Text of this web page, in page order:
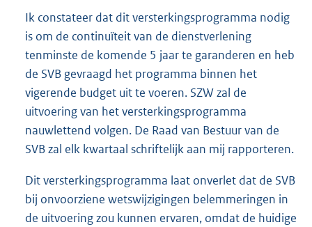
Ik constateer dat dit versterkingsprogramma nodig
is om de continuïteit van de dienstverlening
tenminste de komende 5 jaar te garanderen en heb
de SVB gevraagd het programma binnen het
vigerende budget uit te voeren. SZW zal de
uitvoering van het versterkingsprogramma
nauwlettend volgen. De Raad van Bestuur van de
SVB zal elk kwartaal schriftelijk aan mij rapporteren.
Dit versterkingsprogramma laat onverlet dat de SVB
bij onvoorziene wetswijzigingen belemmeringen in
de uitvoering zou kunnen ervaren, omdat de huidige